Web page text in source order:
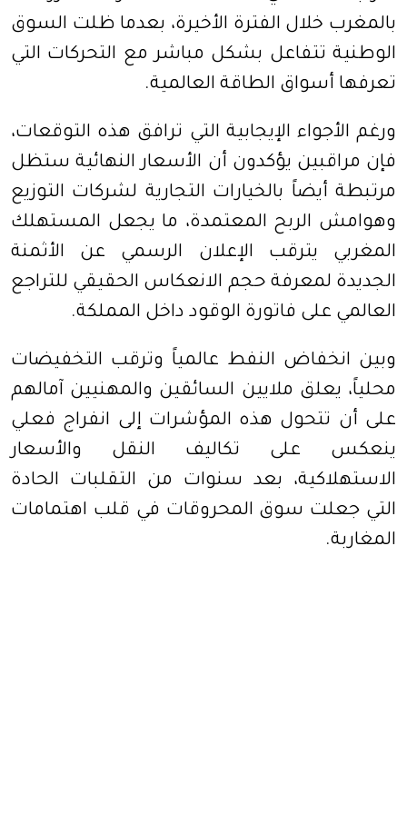
بالمغرب خلال الفترة الأخيرة، بعدما ظلت السوق
الوطنية تتفاعل بشكل مباشر مع التحركات التي
تعرفها أسواق الطاقة العالمية.
ورغم الأجواء الإيجابية التي ترافق هذه التوقعات،
فإن مراقبين يؤكدون أن الأسعار النهائية ستظل
مرتبطة أيضاً بالخيارات التجارية لشركات التوزيع
وهوامش الربح المعتمدة، ما يجعل المستهلك
المغربي يترقب الإعلان الرسمي عن الأثمنة
الجديدة لمعرفة حجم الانعكاس الحقيقي للتراجع
العالمي على فاتورة الوقود داخل المملكة.
وبين انخفاض النفط عالمياً وترقب التخفيضات
محلياً، يعلق ملايين السائقين والمهنيين آمالهم
على أن تتحول هذه المؤشرات إلى انفراج فعلي
ينعكس على تكاليف النقل والأسعار
الاستهلاكية، بعد سنوات من التقلبات الحادة
التي جعلت سوق المحروقات في قلب اهتمامات
المغاربة.